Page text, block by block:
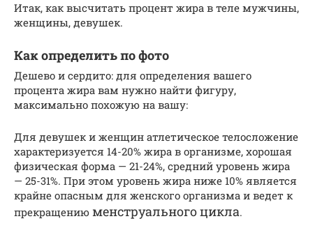
Итак, как высчитать процент жира в теле мужчины,
женщины, девушек.
Как определить по фото
Дешево и сердито: для определения вашего
процента жира вам нужно найти фигуру,
максимально похожую на вашу:
Для девушек и женщин атлетическое телосложение
характеризуется 14-20% жира в организме, хорошая
физическая форма — 21-24%, средний уровень жира
— 25-31%. При этом уровень жира ниже 10% является
крайне опасным для женского организма и ведет к
прекращению менструального цикла.